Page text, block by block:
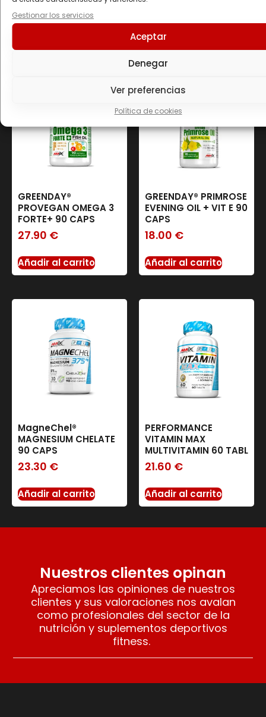
Gestionar los servicios
Aceptar
Denegar
Ver preferencias
Política de cookies
Productos
relacionados
GREENDAY®
PROVEGAN OMEGA 3
FORTE+ 90 CAPS
27.90 €
Añadir al carrito
GREENDAY® PRIMROSE
EVENING OIL + VIT E 90
CAPS
18.00 €
Añadir al carrito
MagneChel®
MAGNESIUM CHELATE
90 CAPS
23.30 €
Añadir al carrito
PERFORMANCE
VITAMIN MAX
MULTIVITAMIN 60 TABL
21.60 €
Añadir al carrito
Nuestros clientes opinan
Apreciamos las opiniones de nuestros
clientes y sus valoraciones nos avalan
como profesionales del sector de la
nutrición y suplementos deportivos
fitness.